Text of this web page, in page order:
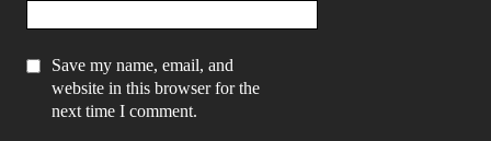
Save my name, email, and
website in this browser for the
next time I comment.